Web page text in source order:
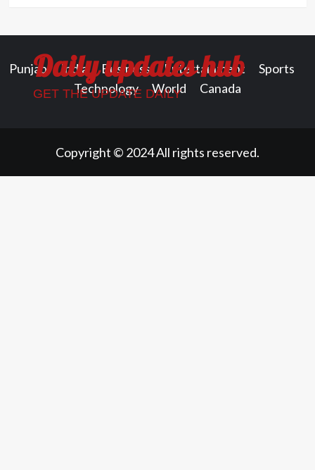
Daily updates hub
GET THE UPDATE DAILY
Punjab India Business Entertainment
Sports
Technology
World Canada
Copyright © 2024 All rights reserved.